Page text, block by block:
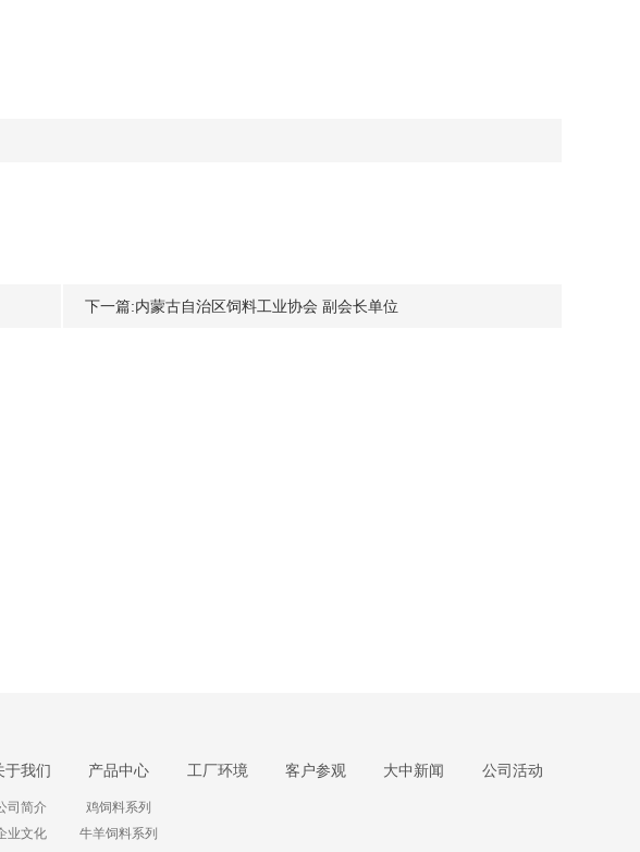
下一篇:内蒙古自治区饲料工业协会 副会长单位
于我们
司简介
业文化
产品中心
鸡饲料系列
牛羊饲料系列
工厂环境 客户参观 大中新闻 公司活动